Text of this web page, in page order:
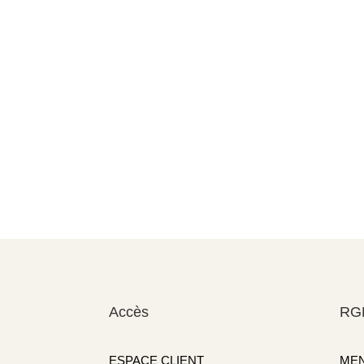
Accès
ESPACE CLIENT